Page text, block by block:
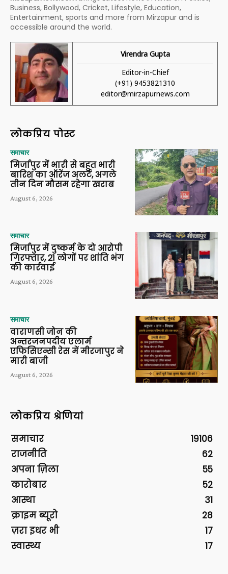
Business, Bollywood, Cricket, Lifestyle, Education,
Entertainment, sports and more from Mirzapur and is
accessible around the world.
Virendra Gupta
Editor-in-Chief
(+91) 9453821310
editor@mirzapurnews.com
लोकप्रिय पोस्ट
समाचार
मिर्जापुर में भारी से बहुत भारी
बारिश का ऑरेंज अलर्ट, अगले
तीन दिन मौसम रहेगा खराब
August 6, 2026
समाचार
मिर्जापुर में दुष्कर्म के दो आरोपी
गिरफ्तार, 21 लोगों पर शांति भंग
की कार्रवाई
August 6, 2026
समाचार
वाराणसी जोन की
अन्तरजनपदीय एलार्म
एफिसिएन्सी रेस में मीरजापुर ने
मारी बाजी
August 6, 2026
लोकप्रिय श्रेणियां
समाचार
19106
राजनीति
62
अपना ज़िला
55
कारोबार
52
आस्था
31
क्राइम ब्यूरो
28
ज़रा इधर भी
17
स्वास्थ्य
17